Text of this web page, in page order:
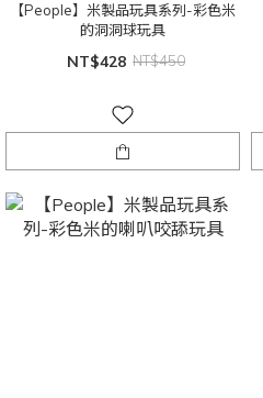
【People】米製品玩具系列-彩色米
的洞洞球玩具
NT$428 NT$450